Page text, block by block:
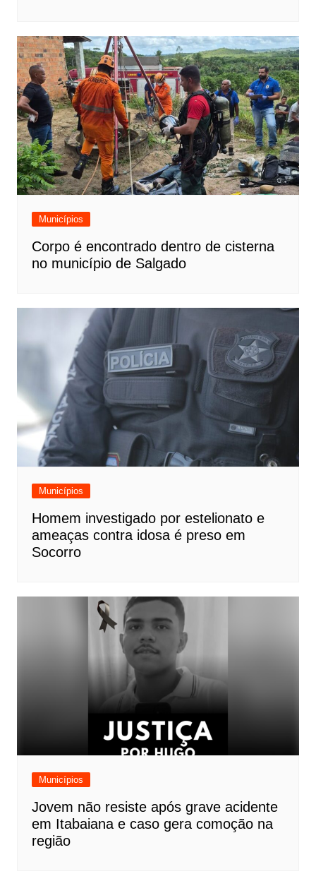
Municípios
Corpo é encontrado dentro de cisterna
no município de Salgado
Municípios
Homem investigado por estelionato e
ameaças contra idosa é preso em
Socorro
Municípios
Jovem não resiste após grave acidente
em Itabaiana e caso gera comoção na
região